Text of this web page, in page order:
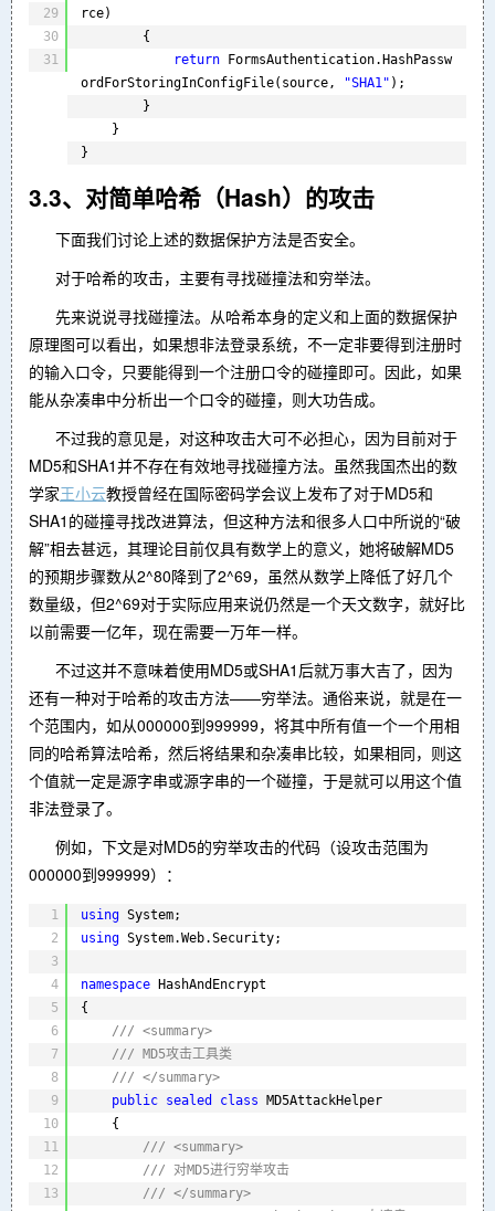
29
30
31
rce)
{
return
FormsAuthentication.HashPassw
ordForStoringInConfigFile(source,
"SHA1" );
}
}
}
3.3、对简单哈希（Hash）的攻击
下面我们讨论上述的数据保护方法是否安全。
对于哈希的攻击，主要有寻找碰撞法和穷举法。
先来说说寻找碰撞法。从哈希本身的定义和上面的数据保护
原理图可以看出，如果想非法登录系统，不一定非要得到注册时
的输入口令，只要能得到一个注册口令的碰撞即可。因此，如果
能从杂凑串中分析出一个口令的碰撞，则大功告成。
不过我的意见是，对这种攻击大可不必担心，因为目前对于
MD5和SHA1并不存在有效地寻找碰撞方法。虽然我国杰出的数
学家王小云教授曾经在国际密码学会议上发布了对于MD5和
SHA1的碰撞寻找改进算法，但这种方法和很多人口中所说的“破
解”相去甚远，其理论目前仅具有数学上的意义，她将破解MD5
的预期步骤数从2^80降到了2^69，虽然从数学上降低了好几个
数量级，但2^69对于实际应用来说仍然是一个天文数字，就好比
以前需要一亿年，现在需要一万年一样。
不过这并不意味着使用MD5或SHA1后就万事大吉了，因为
还有一种对于哈希的攻击方法——穷举法。通俗来说，就是在一
个范围内，如从000000到999999，将其中所有值一个一个用相
同的哈希算法哈希，然后将结果和杂凑串比较，如果相同，则这
个值就一定是源字串或源字串的一个碰撞，于是就可以用这个值
非法登录了。
例如，下文是对MD5的穷举攻击的代码（设攻击范围为
000000到999999）：
1
2
3
4
5
6
7
8
9
10
11
12
13
using System;
using System.Web.Security;
namespace
HashAndEncrypt
{
/// <summary>
/// MD5攻击工具类
/// </summary>
public sealed class
MD5AttackHelper
{
/// <summary>
/// 对MD5进行穷举攻击
/// </summary>